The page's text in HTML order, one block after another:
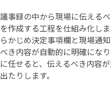
議事録の中から現場に伝える
を作成する工程を仕組み化し
らかじめ決定事項欄と現場通
べき内容が自動的に明確にな
に任せると、伝えるべき内容
出たりします。